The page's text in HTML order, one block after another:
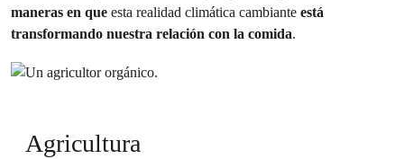
maneras en que esta realidad climática cambiante está
transformando nuestra relación con la comida.
Agricultura